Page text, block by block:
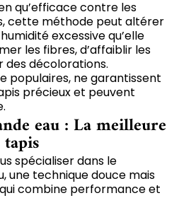
qu’efficace contre les
cette méthode peut altérer
excessive qu’elle
les fibres, d’affaiblir les
décolorations.
populaires, ne garantissent
précieux et peuvent
eau : La meilleure
spécialiser dans le
une technique douce mais
combine performance et